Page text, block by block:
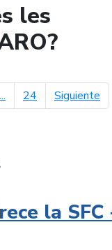
les
... 24 Siguiente
la SFC